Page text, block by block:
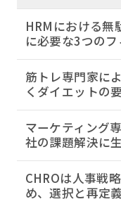
HRMにおける無
に必要な3つのフ
筋トレ専門家に
くダイエットの
マーケティング
社の課題解決に
CHROは人事戦
め、選択と再定